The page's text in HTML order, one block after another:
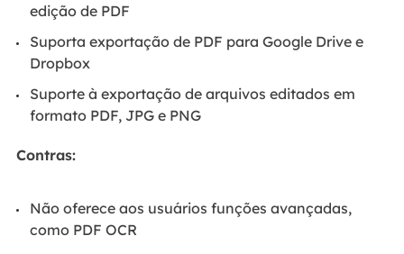
edição de PDF
Suporta exportação de PDF para Google Drive e
Dropbox
Suporte à exportação de arquivos editados em
formato PDF, JPG e PNG
Contras:
Não oferece aos usuários funções avançadas,
como PDF OCR